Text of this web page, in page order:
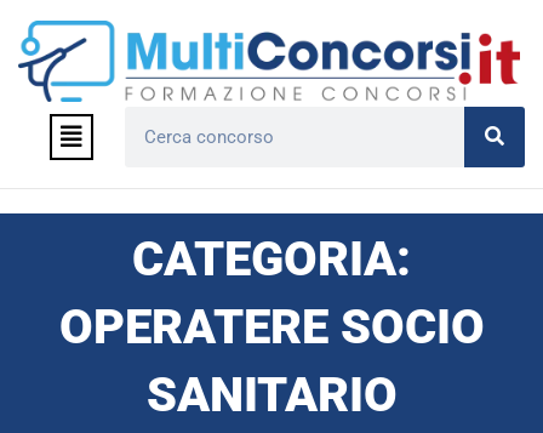
contenuto
Menu
CATEGORIA:
OPERATERE SOCIO
SANITARIO